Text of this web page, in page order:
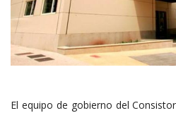
El equipo de gobierno del